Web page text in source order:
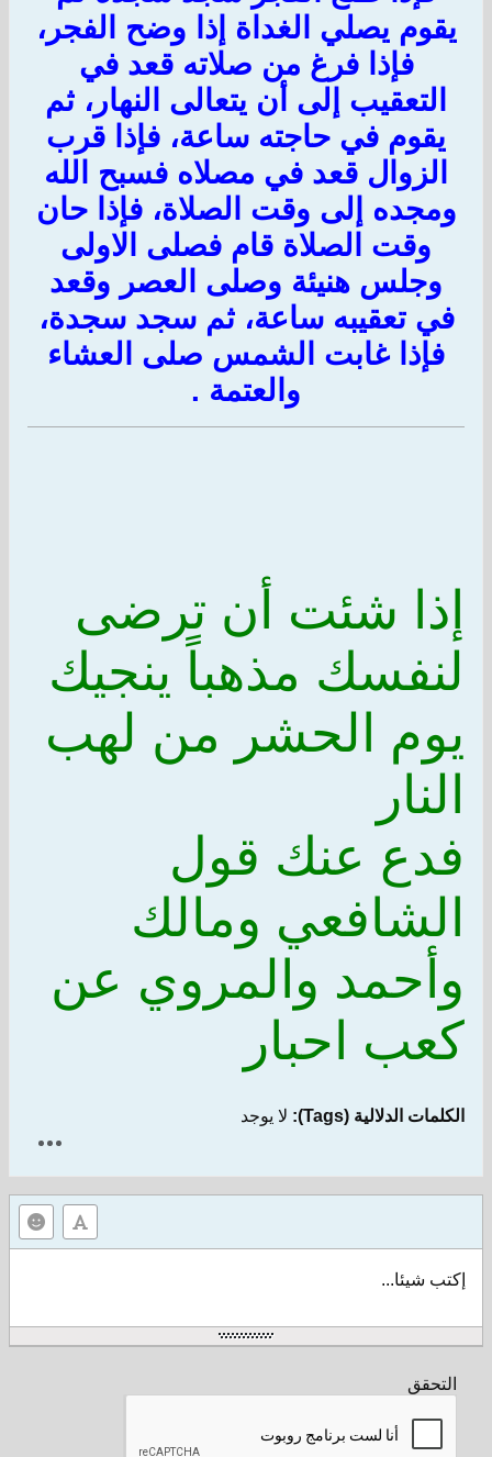
يقوم يصلي الغداة إذا وضح الفجر،
فإذا فرغ من صلاته قعد في
التعقيب إلى أن يتعالى النهار، ثم
يقوم في حاجته ساعة، فإذا قرب
الزوال قعد في مصلاه فسبح الله
ومجده إلى وقت الصلاة، فإذا حان
وقت الصلاة قام فصلى الاولى
وجلس هنيئة وصلى العصر وقعد
في تعقيبه ساعة، ثم سجد سجدة،
فإذا غابت الشمس صلى العشاء
والعتمة .
إذا شئت أن ترضى
لنفسك مذهباً ينجيك
يوم الحشر من لهب
النار
فدع عنك قول
الشافعي ومالك
وأحمد والمروي عن
كعب احبار
الكلمات الدلالية (Tags): لا يوجد
إكتب شيئا...
التحقق